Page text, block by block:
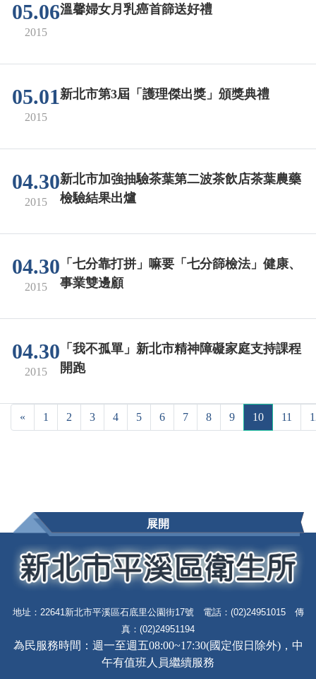
05.06
2015
溫馨婦女月乳癌首篩送好禮
05.01
2015
新北市第3屆「護理傑出獎」頒獎典禮
04.30
2015
新北市加強抽驗茶葉第二波茶飲店茶葉農藥
檢驗結果出爐
04.30
2015
「七分靠打拼」嘛要「七分篩檢法」健康、
事業雙邊顧
04.30
2015
「我不孤單」新北市精神障礙家庭支持課程
開跑
« 1 2 3 4 5 6 7 8 9 10 11
展開
地址：22641新北市平溪區石底里公園街17號 電話：(02)24951015 傳
真：(02)24951194
為民服務時間：週一至週五08:00~17:30(國定假日除外)，中
午有值班人員繼續服務